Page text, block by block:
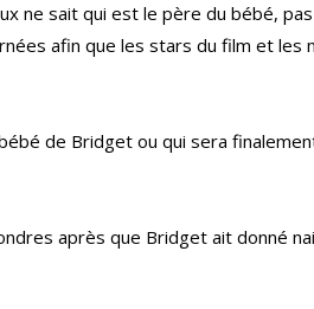
ne sait qui est le père du bébé,
afin que les stars du film et les
de Bridget ou qui sera
après que Bridget ait donné